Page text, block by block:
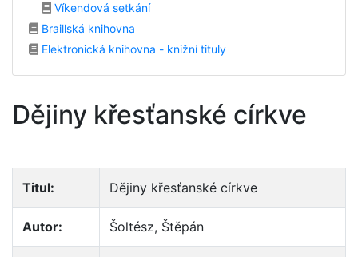
Víkendová setkání
Braillská knihovna
Elektronická knihovna - knižní tituly
Dějiny křesťanské církve
Titul: Dějiny křesťanské církve
Autor: Šoltész, Štěpán